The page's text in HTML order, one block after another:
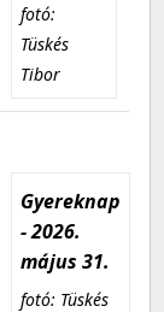
fotó:
Tüskés
Tibor
Gyereknap
- 2026.
május 31.
fotó: Tüskés